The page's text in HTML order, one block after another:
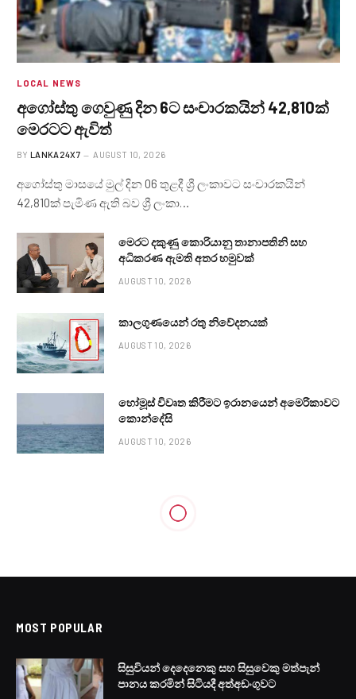
LOCAL NEWS
අගෝස්තු ගෙවුණු දින 6ට සංචාරකයින් 42,810ක්
මෙරටට ඇවිත්
BY LANKA24X7 AUGUST 10, 2026
අගෝස්තු මාසයේ මුල් දින 06 තුළදී ශ්‍රී ලංකාවට සංචාරකයින්
42,810ක් පැමිණ ඇති බව ශ්‍රී ලංකා…
මෙරට දකුණු කොරියානු තානාපතිනි සහ
අධිකරණ ඇමති අතර හමුවක්
AUGUST 10, 2026
කාලගුණයෙන් ‍රතු නිවේදනයක්
AUGUST 10, 2026
හෝමූස් විවෘත කිරීමට ඉරානයෙන් අමෙරිකාවට
කොන්දේසි
AUGUST 10, 2026
පාතාල කෙරුමාගේ දියණියගේ